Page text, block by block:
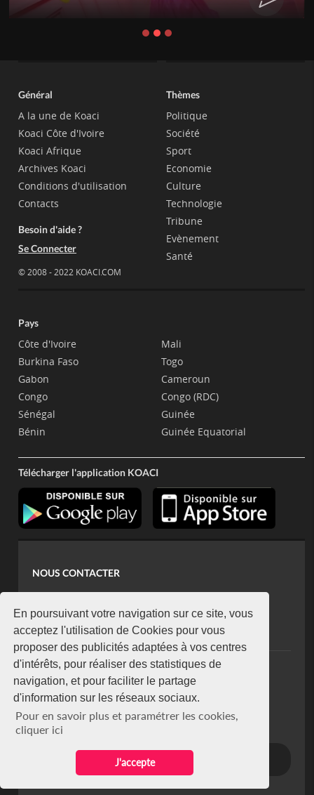
En poursuivant votre navigation sur ce site, vous
acceptez l'utilisation de Cookies pour vous
proposer des publicités adaptées à vos centres
d'intérêts, pour réaliser des statistiques de
navigation, et pour faciliter le partage
d'information sur les réseaux sociaux.
Pour en savoir plus et paramétrer les cookies,
cliquer ici
J'accepte
Général
A la une de Koaci
Koaci Côte d'Ivoire
Koaci Afrique
Archives Koaci
Conditions d'utilisation
Contacts
Besoin d'aide ?
Se Connecter
© 2008 - 2022 KOACI.COM
Thèmes
Politique
Société
Sport
Economie
Culture
Technologie
Tribune
Evènement
Santé
Pays
Côte d'Ivoire
Burkina Faso
Gabon
Congo
Sénégal
Bénin
Mali
Togo
Cameroun
Congo (RDC)
Guinée
Guinée Equatorial
Télécharger l'application KOACI
NOUS CONTACTER
koaci@yahoo.fr
+225 07 08 85 52 93
NEWSLETTER
Restez connecté via notre newsletter
S'abonner
Se désabonner